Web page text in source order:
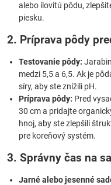
alebo ílovitú pôdu,
piesku.
2. Príprava pôdy
Testovanie pôdy:
medzi 5,5 a 6,5. Ak je
síry, aby ste znížili pH.
Príprava pôdy: Pred
30 cm a pridajte
hnoj, aby ste zlepšili
pre koreňový systém.
3. Správny čas na
Jarné alebo jesenné